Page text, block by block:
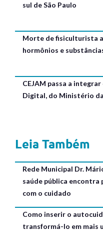
sul de São Paulo
Morte de fisiculturista
hormônios e
CEJAM passa a
Digital, do Ministério
Leia Também
Rede Municipal Dr.
saúde pública
com o cuidado
Como inserir o
transformá-lo em mais